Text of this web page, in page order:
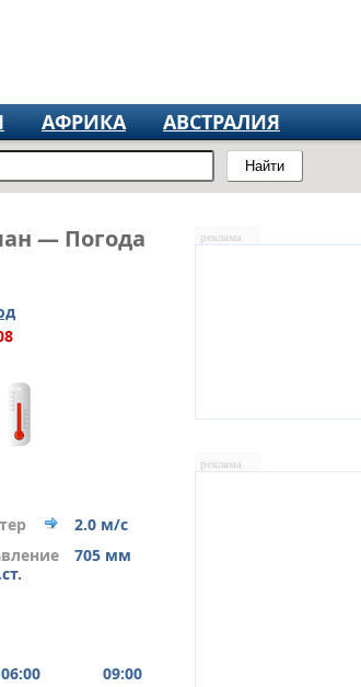
Найти
АФРИКА АВСТРАЛИЯ
— Погода
2.0 м/с
705 мм
06:00 09:00
реклама
реклама